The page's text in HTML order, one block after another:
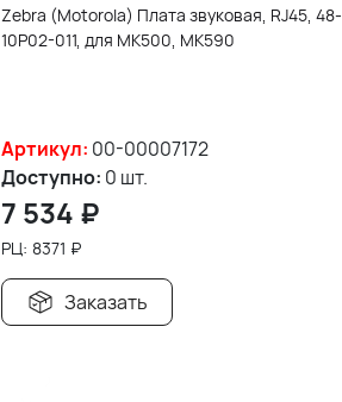
Zebra (Motorola) Плата звуковая, RJ45, 48-
10P02-011, для MK500, MK590
Артикул: 00-00007172
Доступно: 0 шт.
7 534 ₽
РЦ: 8371 ₽
Заказать